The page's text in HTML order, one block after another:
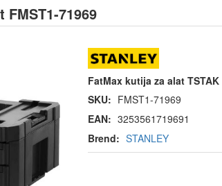
71969
FatMax kutija za alat TSTAK
SKU: FMST1-71969
EAN: 3253561719691
Brend: STANLEY